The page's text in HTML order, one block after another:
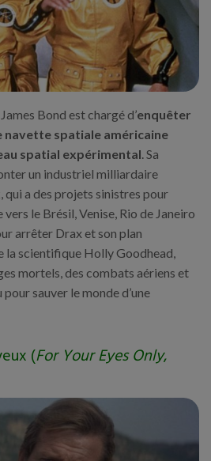
Bond est chargé d’enquêter
navette spatiale américaine
spatial expérimental. Sa
un industriel milliardaire
, qui a des projets sinistres pour
vers le Brésil, Venise, Rio de Janeiro
arrêter Drax et son plan
la scientifique Holly Goodhead,
mortels, des combats aériens et
sauver le monde d’une
(For Your Eyes Only,